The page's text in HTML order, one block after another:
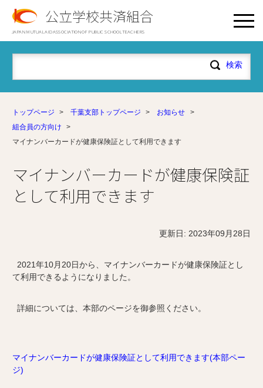
公立学校共済組合
JAPAN MUTUAL AID ASSOCIATION OF PUBLIC SCHOOL TEACHERS
トップページ > 千葉支部トップページ > お知らせ
>
組合員の方向け
>
マイナンバーカードが健康保険証として利用できます
マイナンバーカードが健康保険証
として利用できます
更新日: 2023年09月28日
2021年10月20日から、マイナンバーカードが健康保険証とし
て利用できるようになりました。
詳細については、本部のページを御参照ください。
マイナンバーカードが健康保険証として利用できます(本部ペー
ジ)